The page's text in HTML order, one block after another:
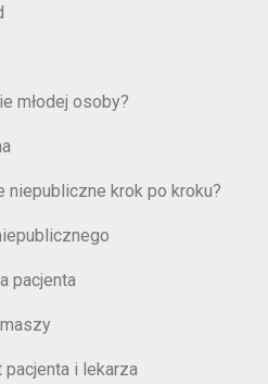
młodej osoby?
niepubliczne krok po kroku?
pacjenta
pacjenta i lekarza